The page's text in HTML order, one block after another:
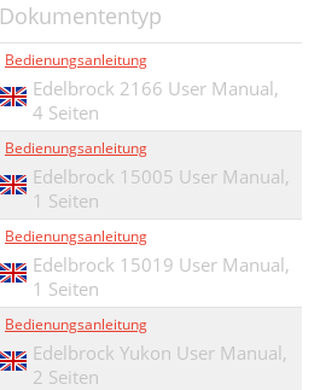
Dokumententyp
Bedienungsanleitung
Edelbrock 2166 User Manual,
4 Seiten
Bedienungsanleitung
Edelbrock 15005 User Manual,
1 Seiten
Bedienungsanleitung
Edelbrock 15019 User Manual,
1 Seiten
Bedienungsanleitung
Edelbrock Yukon User Manual,
2 Seiten